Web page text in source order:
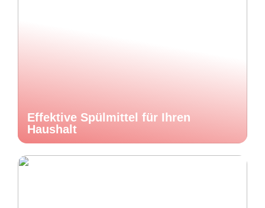
Effektive Spülmittel für Ihren
Haushalt